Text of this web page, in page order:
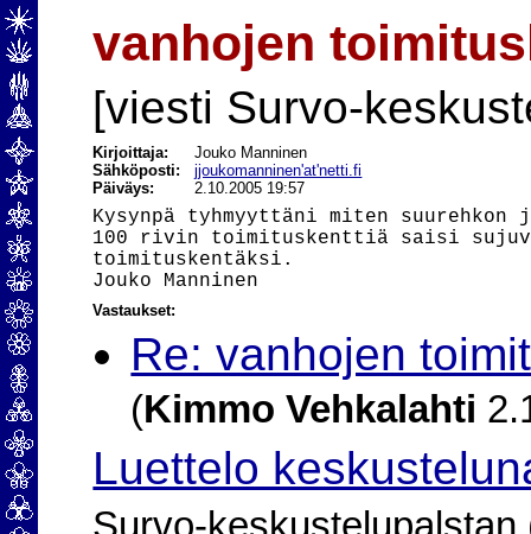
vanhojen
[viesti Survo-
Kirjoittaja:
Jouko Manninen
Sähköposti:jjoukomanninen'at'netti.fi
Päiväys:
2.10.2005 19:57
Kysynpä tyhmyyttäni miten
100 rivin toimituskenttiä saisi
toimituskentäksi.
Vastaukset:
Re: vanhojen
(Kimmo Vehkalahti
Luettelo